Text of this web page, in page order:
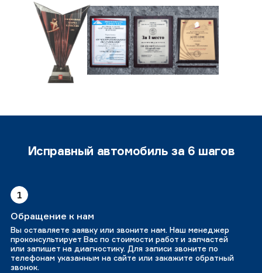
Исправный автомобиль за 6 шагов
1
Обращение к нам
Вы оставляете заявку или звоните нам. Наш менеджер
проконсультирует Вас по стоимости работ и запчастей
или запишет на диагностику. Для записи звоните по
телефонам указанным на сайте или закажите обратный
звонок.